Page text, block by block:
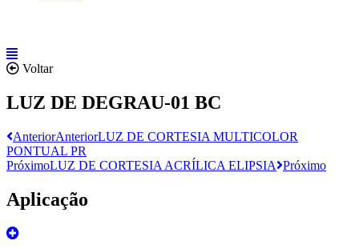
Voltar
LUZ DE DEGRAU-01 BC
AnteriorAnteriorLUZ DE CORTESIA MULTICOLOR
PONTUAL PR
PróximoLUZ DE CORTESIA ACRÍLICA ELIPSIA Próximo
Aplicação